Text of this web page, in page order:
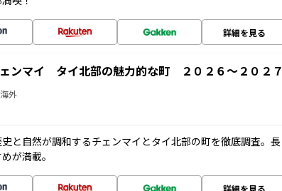
詳細を見る
マイ タイ北部の魅力的な町 ２０２６～２０２７
外
と自然が調和するチェンマイとタイ北部の町を徹底調査。長
が満載。
詳細を見る